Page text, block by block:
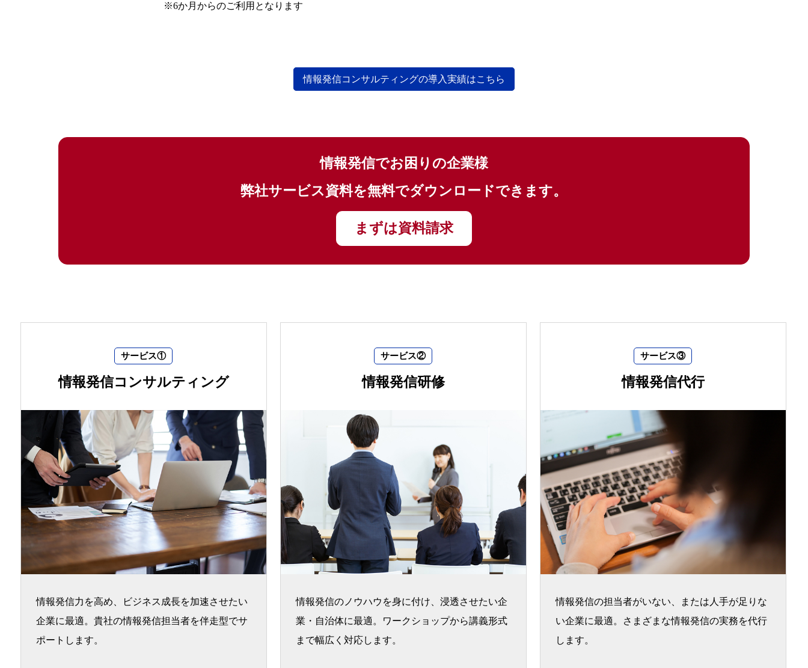
※6か月からのご利用となります
情報発信コンサルティングの導入実績はこちら
情報発信でお困りの企業様
弊社サービス資料を無料でダウンロードできます。
まずは資料請求
サービス①
情報発信コンサルティング
情報発信力を高め、ビジネス成長を加速させたい
企業に最適。貴社の情報発信担当者を伴走型でサ
ポートします。
サービス②
情報発信研修
情報発信のノウハウを身に付け、浸透させたい企
業・自治体に最適。ワークショップから講義形式
まで幅広く対応します。
サービス③
情報発信代行
情報発信の担当者がいない、または人手が足りな
い企業に最適。さまざまな情報発信の実務を代行
します。